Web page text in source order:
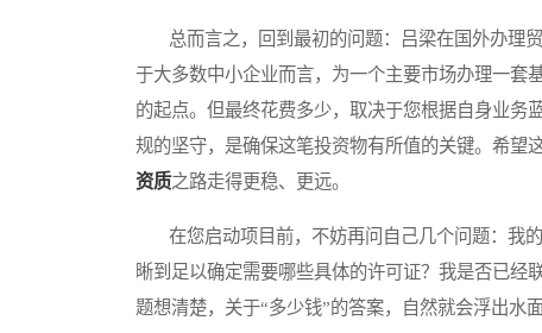
总而言之，回到最初的问题：吕梁在国外办理
于大多数中小企业而言，为一个主要市场办理一套
的起点。但最终花费多少，取决于您根据自身业务
规的坚守，是确保这笔投资物有所值的关键。希望
资质之路走得更稳、更远。
在您启动项目前，不妨再问自己几个问题：我
晰到足以确定需要哪些具体的许可证？我是否已经
题想清楚，关于“多少钱”的答案，自然就会浮出水